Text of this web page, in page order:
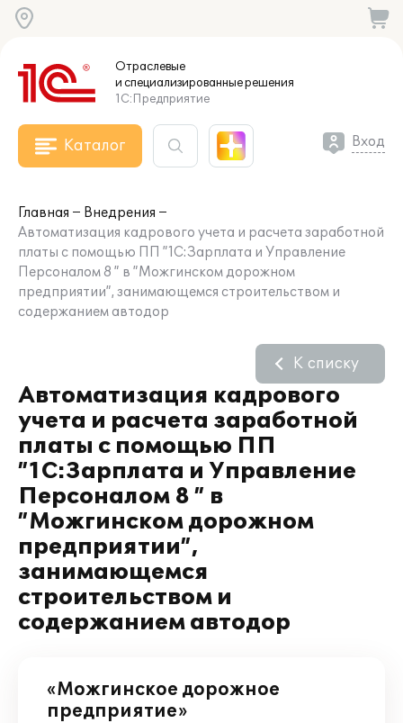
Отраслевые
и специализированныерешения
1С:Предприятие
Каталог Вход
Главная
Внедрения
Автоматизация кадрового учета и расчета заработной
платы с помощью ПП ”1С:Зарплата и Управление
Персоналом 8 ” в ”Можгинском дорожном
предприятии”, занимающемся строительством и
содержанием автодор
Автоматизация кадрового
учета и расчета заработной
платы с помощью ПП
”1С:Зарплата и Управление
Персоналом 8 ” в
”Можгинском дорожном
предприятии”,
занимающемся
строительством и
содержанием автодор
К списку
«Можгинское дорожное
предприятие»